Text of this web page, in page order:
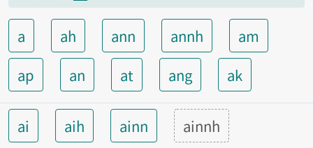
a ah ann annh
am
ap
an at ang ak
ai aih ainn ainnh